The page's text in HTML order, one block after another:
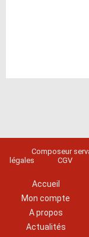
Composeur
légales
CGV
Accueil
Mon compte
A propos
Actualités